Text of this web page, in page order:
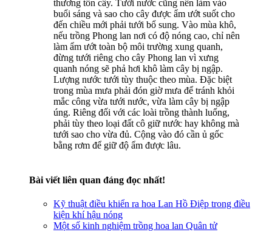
thương tổn cây. Tưới nước cũng nên làm vào
buổi sáng và sao cho cây được ẩm ướt suốt cho
đến chiều mới phải tưới bổ sung. Vào mùa khô,
nếu trồng Phong lan nơi có độ nóng cao, chỉ nên
làm ẩm ướt toàn bộ môi trường xung quanh,
đừng tưới riêng cho cây Phong lan vì xưng
quanh nóng sẽ phả hơi khô làm cây bị ngập.
Lượng nước tưới tùy thuộc theo mùa. Đặc biệt
trong mùa mưa phải đón giờ mưa để tránh khỏi
mắc công vừa tưới nước, vừa làm cây bị ngập
úng. Riêng đối với các loài trồng thành luống,
phải tùy theo loại đất cô giữ nước hay không mà
tưới sao cho vừa đủ. Cộng vào đó cần ủ gốc
bằng rơm để giữ độ ẩm được lâu.
Bài viết liên quan đáng đọc nhất!
Kỹ thuật điều khiển ra hoa Lan Hồ Điệp trong điều
kiện khí hậu nóng
Một số kinh nghiệm trồng hoa lan Quân tử